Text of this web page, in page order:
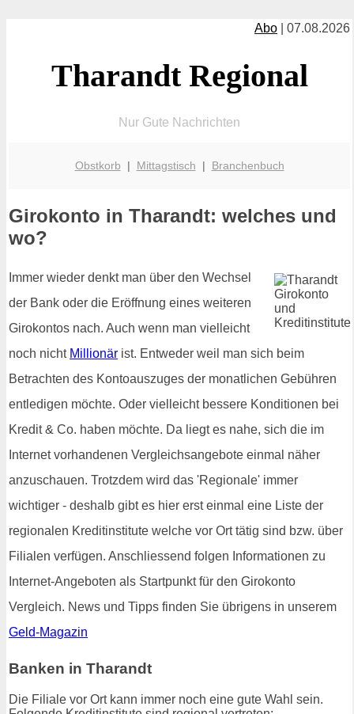
Abo | 07.08.2026
Tharandt Regional
Nur Gute Nachrichten
Obstkorb | Mittagstisch | Branchenbuch
Girokonto in Tharandt: welches und
wo?
Immer wieder denkt man über den Wechsel
der Bank oder die Eröffnung eines weiteren
Girokontos nach. Auch wenn man vielleicht
noch nicht Millionär ist. Entweder weil man sich beim
Betrachten des Kontoauszuges der monatlichen Gebühren
entledigen möchte. Oder vielleicht bessere Konditionen bei
Kredit & Co. haben möchte. Da liegt es nahe, sich die im
Internet vorhandenen Vergleichsangebote einmal näher
anzuschauen. Trotzdem wird das 'Regionale' immer
wichtiger - deshalb gibt es hier erst einmal eine Liste der
regionalen Kreditinstitute welche vor Ort tätig sind bzw. über
Filialen verfügen. Anschliessend folgen Informationen zu
Internet-Angeboten als Startpunkt für den Girokonto
Vergleich. News und Tipps finden Sie übrigens in unserem
Geld-Magazin
Banken in Tharandt
Die Filiale vor Ort kann immer noch eine gute Wahl sein.